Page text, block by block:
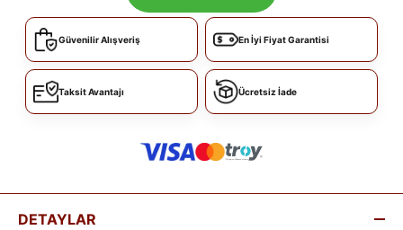
Güvenilir Alışveriş En İyi Fiyat Garantisi
Taksit Avantajı Ücretsiz İade
DETAYLAR